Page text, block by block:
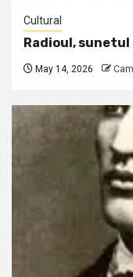
Cultural
Radioul,
May 14, 2026